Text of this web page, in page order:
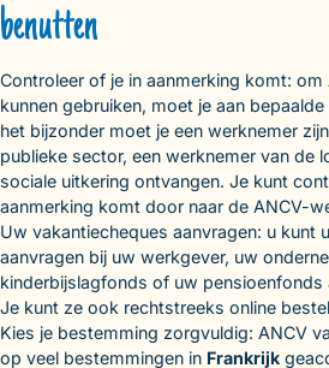
benutten
Controleer of je in aanmerking komt:
kunnen gebruiken, moet je aan
het bijzonder moet je een werknemer
publieke sector, een werknemer van de
sociale uitkering ontvangen. Je kunt
aanmerking komt door naar de ANCV-
Uw vakantiecheques aanvragen: u kunt
aanvragen bij uw werkgever, uw
kinderbijslagfonds of uw pensioenfonds
Je kunt ze ook rechtstreeks online
Kies je bestemming zorgvuldig: ANCV
op veel bestemmingen in Frankrijk